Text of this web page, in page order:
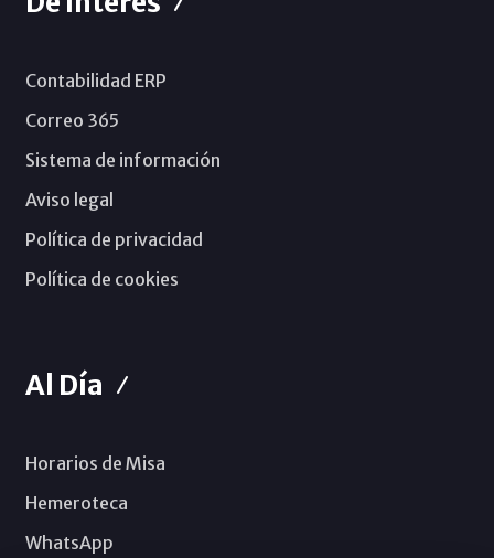
Contabilidad ERP
Correo 365
Sistema de información
Aviso legal
Política de privacidad
Política de cookies
Al Día
Horarios de Misa
Hemeroteca
WhatsApp